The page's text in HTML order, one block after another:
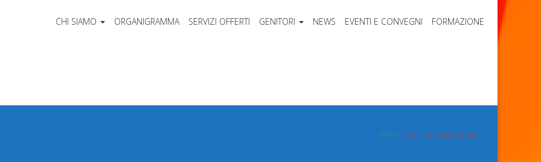
CHI SIAMO ORGANIGRAMMA SERVIZI OFFERTI GENITORI NEWS EVENTI E CONVEGNI FORMAZIONE
Home Tag: mens cheap jerseys